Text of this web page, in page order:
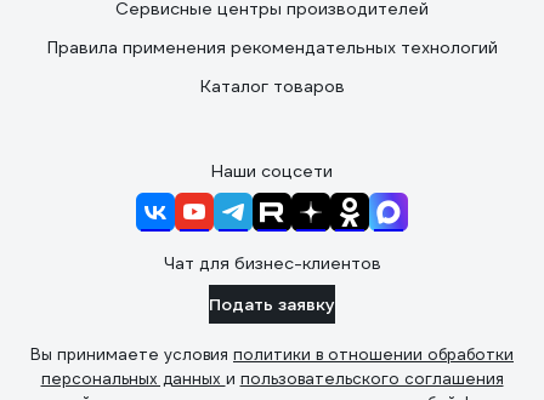
Сервисные центры производителей
Правила применения рекомендательных технологий
Каталог товаров
Наши соцсети
Чат для бизнес-клиентов
Подать заявку
Вы принимаете условия политики в отношении обработки
персональных данных и пользовательского соглашения